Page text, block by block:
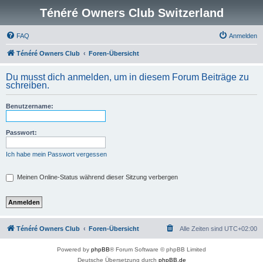
Ténéré Owners Club Switzerland
FAQ Anmelden
Ténéré Owners Club Foren-Übersicht
Du musst dich anmelden, um in diesem Forum Beiträge zu
schreiben.
Benutzername:
Passwort:
Ich habe mein Passwort vergessen
Meinen Online-Status während dieser Sitzung verbergen
Ténéré Owners Club Foren-Übersicht Alle Zeiten sind UTC+02:00
Powered by phpBB® Forum Software © phpBB Limited
Deutsche Übersetzung durch phpBB.de